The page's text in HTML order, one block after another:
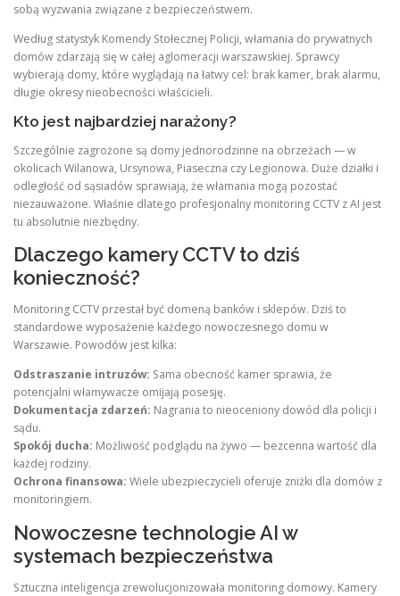
sobą wyzwania związane z bezpieczeństwem.
Według statystyk Komendy Stołecznej Policji, włamania do prywatnych
domów zdarzają się w całej aglomeracji warszawskiej. Sprawcy
wybierają domy, które wyglądają na łatwy cel: brak kamer, brak alarmu,
długie okresy nieobecności właścicieli.
Kto jest najbardziej narażony?
Szczególnie zagrożone są domy jednorodzinne na obrzeżach — w
okolicach Wilanowa, Ursynowa, Piaseczna czy Legionowa. Duże działki i
odległość od sąsiadów sprawiają, że włamania mogą pozostać
niezauważone. Właśnie dlatego profesjonalny monitoring CCTV z AI jest
tu absolutnie niezbędny.
Dlaczego kamery CCTV to dziś
konieczność?
Monitoring CCTV przestał być domeną banków i sklepów. Dziś to
standardowe wyposażenie każdego nowoczesnego domu w
Warszawie. Powodów jest kilka:
Odstraszanie intruzów: Sama obecność kamer sprawia, że
potencjalni włamywacze omijają posesję.
Dokumentacja zdarzeń: Nagrania to nieoceniony dowód dla policji i
sądu.
Spokój ducha: Możliwość podglądu na żywo — bezcenna wartość dla
każdej rodziny.
Ochrona finansowa: Wiele ubezpieczycieli oferuje zniżki dla domów z
monitoringiem.
Nowoczesne technologie AI w
systemach bezpieczeństwa
Sztuczna inteligencja zrewolucjonizowała monitoring domowy. Kamery